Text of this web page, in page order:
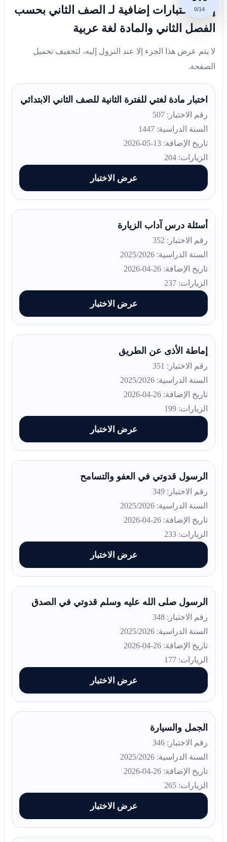
0/14
إليك اختبارات إضافية لـ الصف الثاني بحسب
الفصل الثاني والمادة لغة عربية
لا يتم عرض هذا الجزء إلا عند النزول إليه، لتخفيف تحميل
الصفحة.
اختبار مادة لغتي للفترة الثانية للصف الثاني الابتدائي
رقم الاختبار: 507
السنة الدراسية: 1447
تاريخ الإضافة: 13-05-2026
الزيارات: 204
عرض الاختبار
أسئلة درس آداب الزيارة
رقم الاختبار: 352
السنة الدراسية: 2025/2026
تاريخ الإضافة: 26-04-2026
الزيارات: 237
عرض الاختبار
إماطة الأذى عن الطريق
رقم الاختبار: 351
السنة الدراسية: 2025/2026
تاريخ الإضافة: 26-04-2026
الزيارات: 199
عرض الاختبار
الرسول قدوتي في العفو والتسامح
رقم الاختبار: 349
السنة الدراسية: 2025/2026
تاريخ الإضافة: 26-04-2026
الزيارات: 233
عرض الاختبار
الرسول صلى الله عليه وسلم قدوتي في الصدق
رقم الاختبار: 348
السنة الدراسية: 2025/2026
تاريخ الإضافة: 26-04-2026
الزيارات: 177
عرض الاختبار
الجمل والسيارة
رقم الاختبار: 346
السنة الدراسية: 2025/2026
تاريخ الإضافة: 26-04-2026
الزيارات: 265
عرض الاختبار